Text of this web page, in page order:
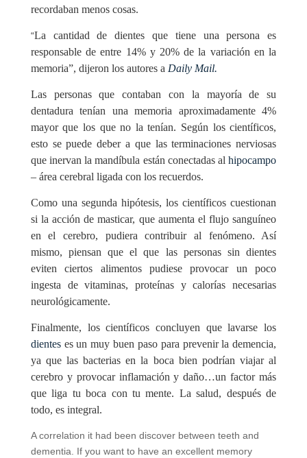
recordaban menos cosas.
“La cantidad de dientes que tiene una persona es
responsable de entre 14% y 20% de la variación en la
memoria”, dijeron los autores a Daily Mail.
Las personas que contaban con la mayoría de su
dentadura tenían una memoria aproximadamente 4%
mayor que los que no la tenían. Según los científicos,
esto se puede deber a que las terminaciones nerviosas
que inervan la mandíbula están conectadas alhipocampo
– área cerebral ligada con los recuerdos.
Como una segunda hipótesis, los científicos cuestionan
si la acción de masticar, que aumenta el flujo sanguíneo
en el cerebro, pudiera contribuir al fenómeno. Así
mismo, piensan que el que las personas sin dientes
eviten ciertos alimentos pudiese provocar un poco
ingesta de vitaminas, proteínas y calorías necesarias
neurológicamente.
Finalmente, los científicos concluyen que lavarse los
dienteses un muy buen paso para prevenir la demencia,
ya que las bacterias en la boca bien podrían viajar al
cerebro y provocar inflamación y daño…un factor más
que liga tu boca con tu mente. La salud, después de
todo, es integral.
A correlation it had been discover between teeth and
dementia. If you want to have an excellent memory